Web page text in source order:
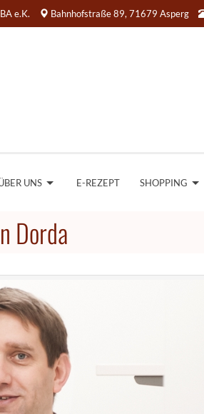
e.K. Bahnhofstraße 89, 71679 Asperg
UNS E-REZEPT SHOPPING
Dorda